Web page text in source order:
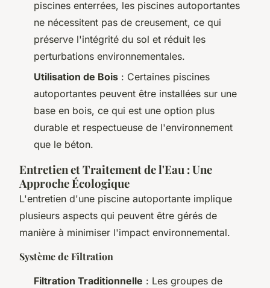
piscines enterrées, les piscines autoportantes
ne nécessitent pas de creusement, ce qui
préserve l'intégrité du sol et réduit les
perturbations environnementales.
Utilisation de Bois : Certaines piscines
autoportantes peuvent être installées sur une
base en bois, ce qui est une option plus
durable et respectueuse de l'environnement
que le béton.
Entretien et Traitement de l'Eau : Une
Approche Écologique
L'entretien d'une piscine autoportante implique
plusieurs aspects qui peuvent être gérés de
manière à minimiser l'impact environnemental.
Système de Filtration
Filtration Traditionnelle : Les groupes de